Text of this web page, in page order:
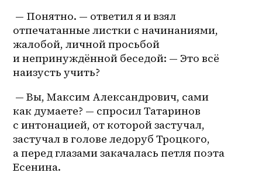
— Понятно. — ответил я и взял
отпечатанные листки с начинаниями,
жалобой, личной просьбой
и непринуждённой беседой: — Это всё
наизусть учить?
— Вы, Максим Александрович, сами
как думаете? — спросил Татаринов
с интонацией, от которой застучал,
застучал в голове ледоруб Троцкого,
а перед глазами закачалась петля поэта
Есенина.